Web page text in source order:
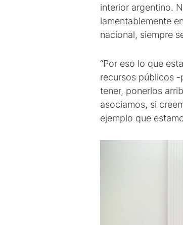
interior argentino.
lamentablemente
nacional, siempre
“Por eso lo que
recursos públicos
tener, ponerlos
asociamos, si
ejemplo que